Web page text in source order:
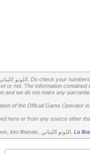
Do check your
or not. The information contained
and we do not make any
of the Official Game Operator
here or from any source other
La